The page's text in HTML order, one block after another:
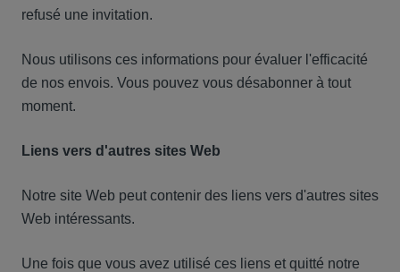
refusé une invitation.
Nous utilisons ces informations pour évaluer l'efficacité
de nos envois. Vous pouvez vous désabonner à tout
moment.
Liens vers d'autres sites Web
Notre site Web peut contenir des liens vers d'autres sites
Web intéressants.
Une fois que vous avez utilisé ces liens et quitté notre